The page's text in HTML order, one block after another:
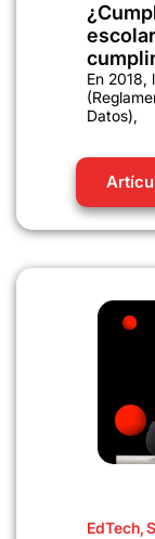
En 2018,
Datos),
EdTech,